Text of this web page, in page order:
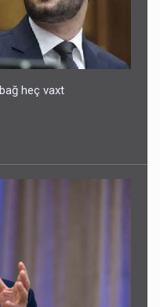
heç vaxt